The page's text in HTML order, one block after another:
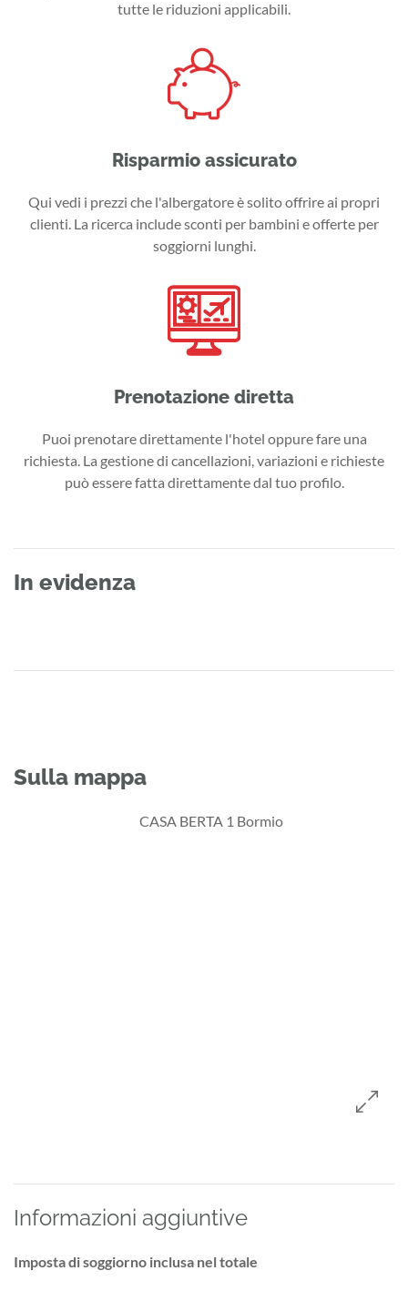
tutte le riduzioni applicabili.
Risparmio assicurato
Qui vedi i prezzi che l'albergatore è solito offrire ai propri
clienti. La ricerca include sconti per bambini e offerte per
soggiorni lunghi.
Prenotazione diretta
Puoi prenotare direttamente l'hotel oppure fare una
richiesta. La gestione di cancellazioni, variazioni e richieste
può essere fatta direttamente dal tuo profilo.
In evidenza
Sulla mappa
Informazioni aggiuntive
Imposta di soggiorno inclusa nel totale